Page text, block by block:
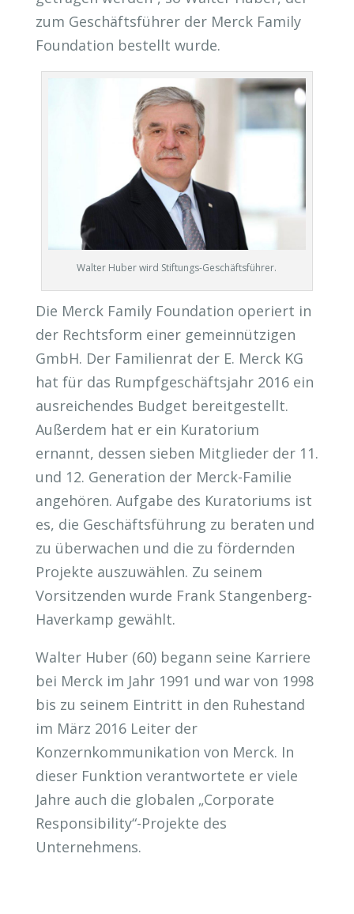
zum Geschäftsführer der Merck Family
Foundation bestellt wurde.
Walter Huber wird Stiftungs-Geschäftsführer.
Die Merck Family Foundation operiert in
der Rechtsform einer gemeinnützigen
GmbH. Der Familienrat der E. Merck KG
hat für das Rumpfgeschäftsjahr 2016 ein
ausreichendes Budget bereitgestellt.
Außerdem hat er ein Kuratorium
ernannt, dessen sieben Mitglieder der 11.
und 12. Generation der Merck-Familie
angehören. Aufgabe des Kuratoriums ist
es, die Geschäftsführung zu beraten und
zu überwachen und die zu fördernden
Projekte auszuwählen. Zu seinem
Vorsitzenden wurde Frank Stangenberg-
Haverkamp gewählt.
Walter Huber (60) begann seine Karriere
bei Merck im Jahr 1991 und war von 1998
bis zu seinem Eintritt in den Ruhestand
im März 2016 Leiter der
Konzernkommunikation von Merck. In
dieser Funktion verantwortete er viele
Jahre auch die globalen „Corporate
Responsibility“-Projekte des
Unternehmens.